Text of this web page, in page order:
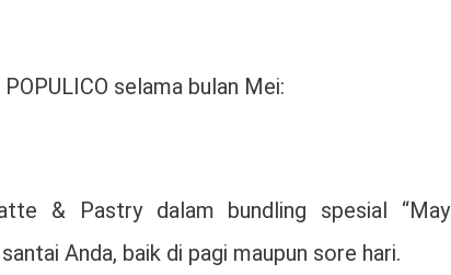
selama bulan Mei:
& Pastry dalam bundling spesial “May
Anda, baik di pagi maupun sore hari.